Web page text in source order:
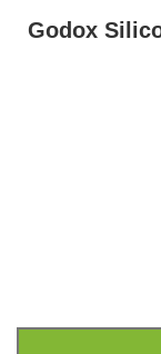
Godox